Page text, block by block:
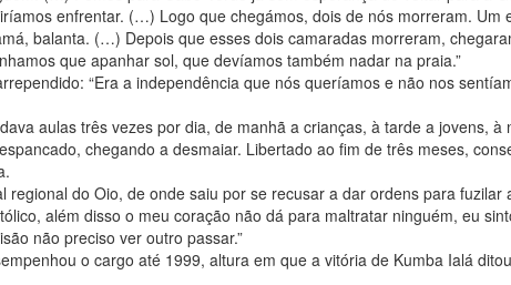
enfrentar. (…) Logo que chegámos, dois de nós morreram. Um
balanta. (…) Depois que esses dois camaradas morreram,
que apanhar sol, que devíamos também nadar na praia.”
“Era a independência que nós queríamos e não nos
aulas três vezes por dia, de manhã a crianças, à tarde a jovens, à
chegando a desmaiar. Libertado ao fim de três meses,
regional do Oio, de onde saiu por se recusar a dar ordens para fuzilar
além disso o meu coração não dá para maltratar ninguém, eu
não preciso ver outro passar.”
o cargo até 1999, altura em que a vitória de Kumba Ialá